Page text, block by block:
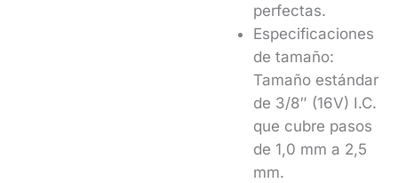
perfectas.
Especificaciones
de tamaño:
Tamaño estándar
de 3/8″ (16V) I.C.
que cubre pasos
de 1,0 mm a 2,5
mm.